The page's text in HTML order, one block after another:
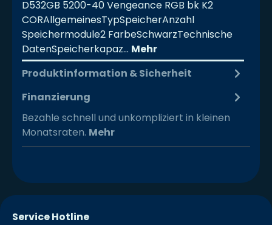
D532GB 5200-40 Vengeance RGB bk K2
CORAllgemeinesTypSpeicherAnzahl
Speichermodule2 FarbeSchwarzTechnische
DatenSpeicherkapaz… Mehr
Produktinformation & Sicherheit
Finanzierung
Bezahle schnell und unkompliziert in kleinen
Monatsraten. Mehr
Service Hotline